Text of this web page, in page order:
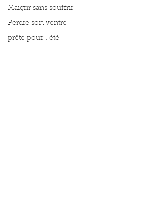
Maigrir sans souffrir
Perdre son ventre
prête pour l été